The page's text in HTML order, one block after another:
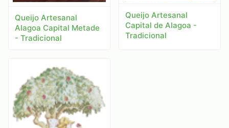
Queijo Artesanal
Alagoa Capital Metade
- Tradicional
Queijo Artesanal
Capital de Alagoa -
Tradicional